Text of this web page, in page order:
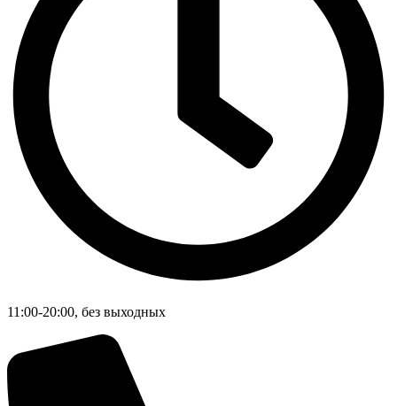
11:00-20:00, без выходных